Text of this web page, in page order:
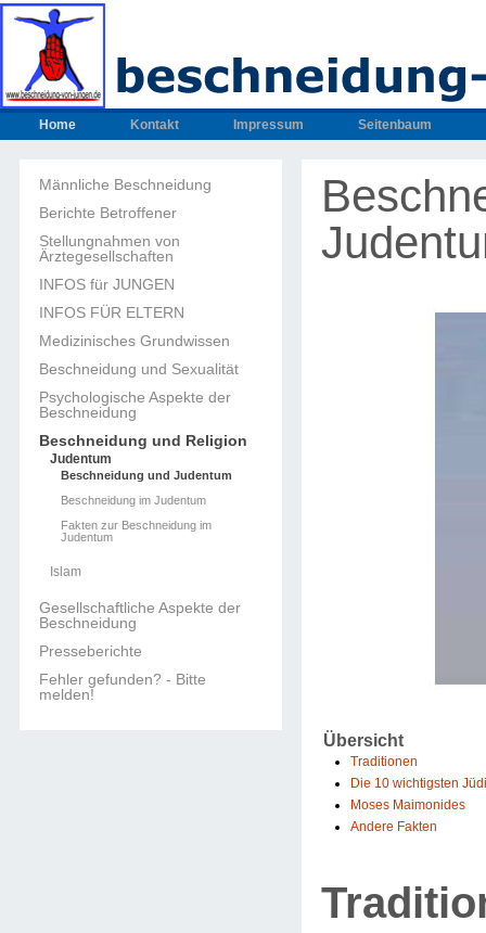
Home Kontakt Impressum Seitenbaum
Männliche Beschneidung
Berichte Betroffener
Stellungnahmen von
Ärztegesellschaften
INFOS für JUNGEN
INFOS FÜR ELTERN
Medizinisches Grundwissen
Beschneidung und Sexualität
Psychologische Aspekte der
Beschneidung
Beschneidung und Religion
Judentum
Beschneidung und Judentum
Beschneidung im Judentum
Fakten zur Beschneidung im
Judentum
Islam
Gesellschaftliche Aspekte der
Beschneidung
Presseberichte
Fehler gefunden? - Bitte
melden!
Übersicht
Traditionen
Die 10 wichtigsten
Moses Maimonides
Andere Fakten